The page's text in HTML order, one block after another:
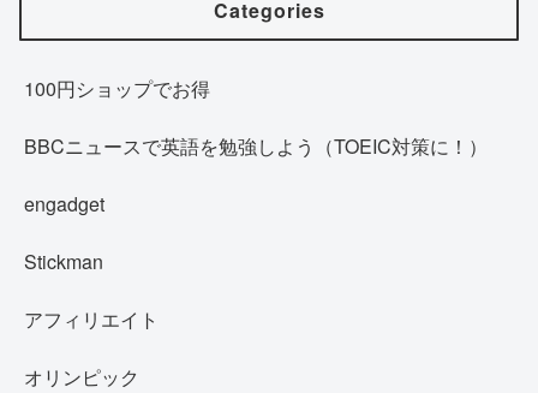
Categories
100円ショップでお得
BBCニュースで英語を勉強しよう（TOEIC対策に！）
engadget
Stickman
アフィリエイト
オリンピック